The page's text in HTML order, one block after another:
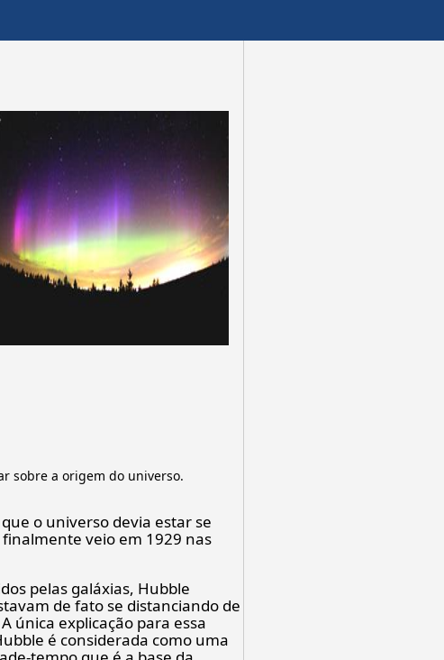
sobre a origem do universo.
o universo devia estar se
veio em 1929 nas
pelas galáxias, Hubble
de fato se distanciando de
única explicação para essa
é considerada como uma